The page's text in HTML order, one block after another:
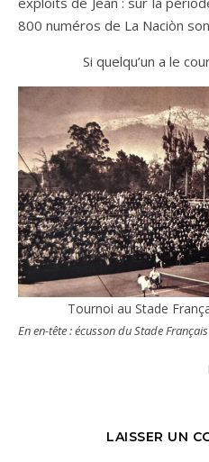
800 numéros de La Naciòn
Si quelqu’un a le
Tournoi au Stade
En en-tête : écusson du Stade
LAISSER UN